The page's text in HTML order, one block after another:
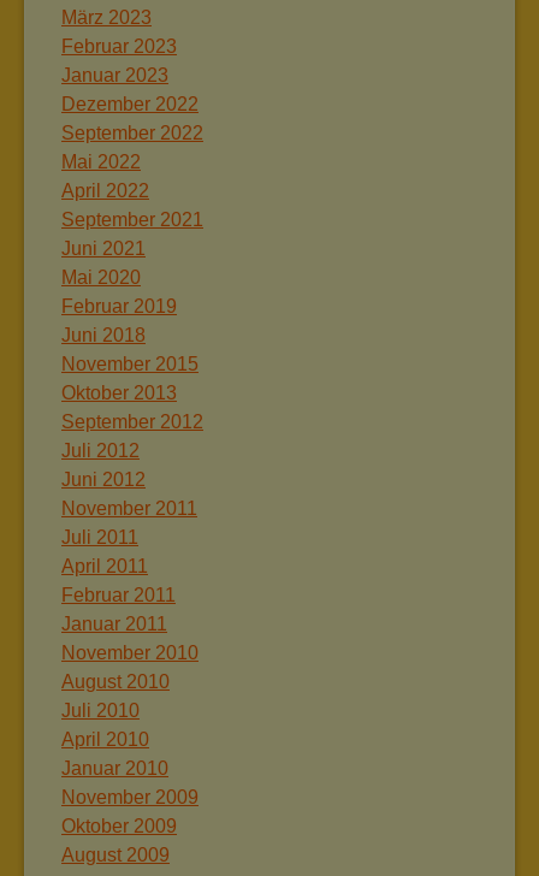
März 2023
Februar 2023
Januar 2023
Dezember 2022
September 2022
Mai 2022
April 2022
September 2021
Juni 2021
Mai 2020
Februar 2019
Juni 2018
November 2015
Oktober 2013
September 2012
Juli 2012
Juni 2012
November 2011
Juli 2011
April 2011
Februar 2011
Januar 2011
November 2010
August 2010
Juli 2010
April 2010
Januar 2010
November 2009
Oktober 2009
August 2009